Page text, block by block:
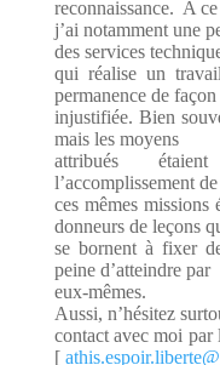
reconnaissance. A
j’ai notamment une
des services
qui réalise un
permanence de façon
injustifiée. Bien
mais les moyens
attribués
l’accomplissement
ces mêmes missions
donneurs de leçons
se bornent à fixer
peine d’atteindre par
eux-mêmes.
Aussi, n’hésitez
contact avec moi par
[